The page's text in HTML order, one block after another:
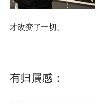
才改变了一切。
有归属感：